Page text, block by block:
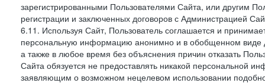
зарегистрированными Пользователями Сайта, или другим
регистрации и заключенных договоров с Администрацией
6.11. Используя Сайт, Пользователь соглашается и
персональную информацию анонимно и в обобщенном виде
а также в любое время без объяснения причин отказать
Сайта обязуется не предоставлять никакой персональной
заявляющим о возможном нецелевом использовании